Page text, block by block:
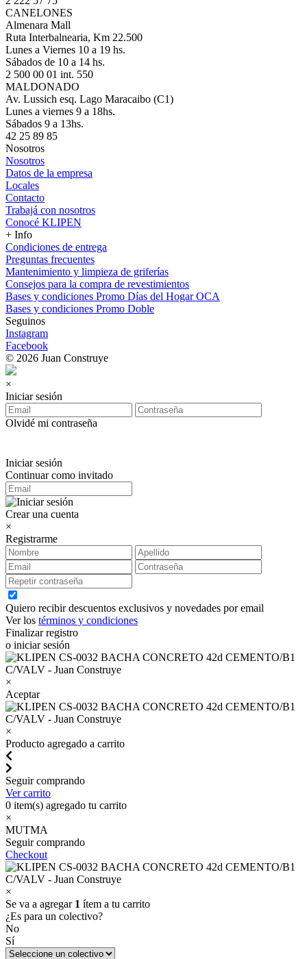
CANELONES
Almenara Mall
Ruta Interbalnearia, Km 22.500
Lunes a Viernes 10 a 19 hs.
Sábados de 10 a 14 hs.
2 500 00 01 int. 550
MALDONADO
Av. Lussich esq. Lago Maracaibo (C1)
Lunes a viernes 9 a 18hs.
Sábados 9 a 13hs.
42 25 89 85
Nosotros
Nosotros
Datos de la empresa
Locales
Contacto
Trabajá con nosotros
Conocé KLIPEN
+ Info
Condiciones de entrega
Preguntas frecuentes
Mantenimiento y limpieza de griferías
Consejos para la compra de revestimientos
Bases y condiciones Promo Días del Hogar OCA
Bases y condiciones Promo Doble
Seguinos
Instagram
Facebook
© 2026 Juan Construye
×
Iniciar sesión
Olvidé mi contraseña
Iniciar sesión
Continuar como invitado
Crear una cuenta
×
Registrarme
Quiero recibir descuentos exclusivos y novedades por email
Ver los términos y condiciones
Finalizar registro
o iniciar sesión
×
Aceptar
×
Producto agregado a carrito
Seguir comprando
Ver carrito
0 item(s) agregado tu carrito
×
MUTMA
Seguir comprando
Checkout
×
Se va a agregar 1 ítem a tu carrito
¿Es para un colectivo?
No
Sí